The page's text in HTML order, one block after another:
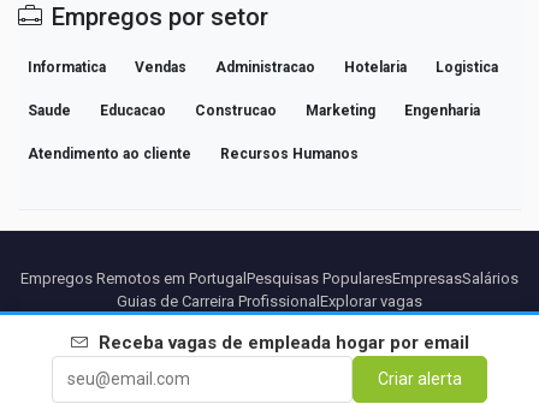
Empregos por setor
Informatica Vendas Administracao Hotelaria Logistica
Saude Educacao Construcao Marketing Engenharia
Atendimento ao cliente Recursos Humanos
Receba vagas de empleada hogarpor email
Criar alerta
Empregos Remotos em Portugal Pesquisas PopularesEmpresasSalários
Guias de Carreira Profissional Explorar vagas
ParceirosAviso legalPrivacidadeTermosTermos Premium
Cancelar Premium
Contato